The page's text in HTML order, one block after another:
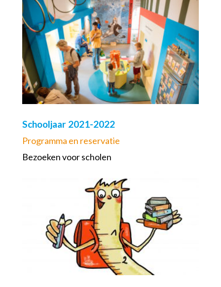
Schooljaar 2021-2022
Programma en reservatie
Bezoeken voor scholen